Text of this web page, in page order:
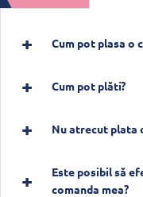
Cum pot plasa o
Cum pot plăti?
Nu atrecut plata
Este posibil să
comanda mea?